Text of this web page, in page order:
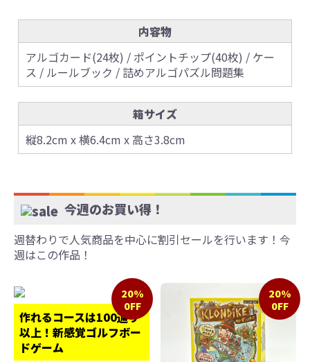
内容物
アルゴカード(24枚) / ポイントチップ(40枚) / ケー
ス / ルールブック / 詰めアルゴパズル問題集
箱サイズ
縦8.2cm x 横6.4cm x 高さ3.8cm
今週のお買い得！
週替わりで人気商品を中心に割引セールを行います！今
週はこの作品！
作れるコースは100通り
以上！新感覚ゴルフボー
ドゲーム
20%
0FF
20%
0FF